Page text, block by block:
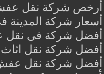
أرخص شركة نقل
أسعار شركة
أفضل شركة فى نقل
أفضل شركة نقل اثاث
أفضل شركة نقل